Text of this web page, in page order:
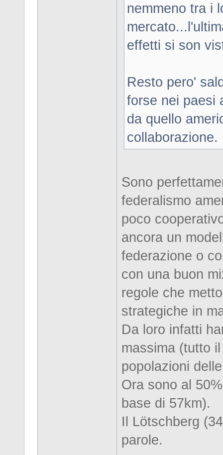
nemmeno tra i
effetti si son
Resto pero'
forse nei paesi
da quello
collaborazione.
Sono
federalismo
poco
ancora un
federazione o
con una buon
regole che
strategiche in
Da loro infatti
massima (tutto
popolazioni
Ora sono al
base di 57km).
Il Lötschberg
parole.